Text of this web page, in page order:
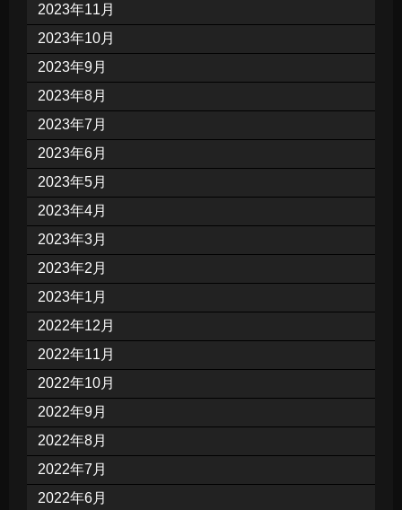
2023年11月
2023年10月
2023年9月
2023年8月
2023年7月
2023年6月
2023年5月
2023年4月
2023年3月
2023年2月
2023年1月
2022年12月
2022年11月
2022年10月
2022年9月
2022年8月
2022年7月
2022年6月